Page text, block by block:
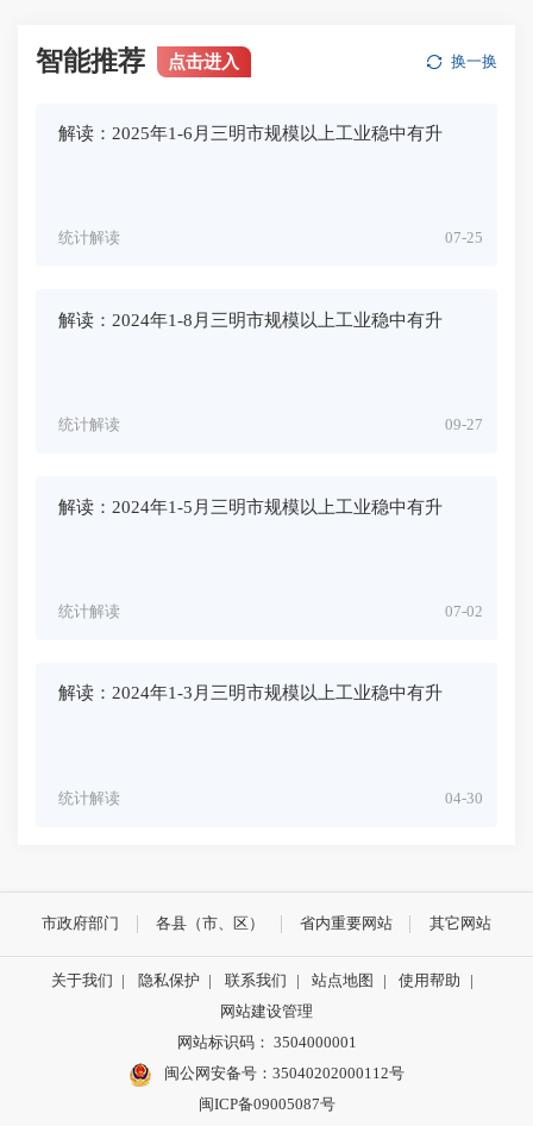
智能推荐 点击进入 换一换
解读：2025年1-6月三明市规模以上工业稳中有升
07-25
统计解读
解读：2024年1-8月三明市规模以上工业稳中有升
09-27
统计解读
解读：2024年1-5月三明市规模以上工业稳中有升
07-02
统计解读
解读：2024年1-3月三明市规模以上工业稳中有升
04-30
统计解读
市政府部门 各县（市、区） 省内重要网站 其它网站
关于我们 | 隐私保护 | 联系我们 | 站点地图 | 使用帮助
|
网站建设管理
网站标识码： 3504000001
闽公网安备号：35040202000112号
闽ICP备09005087号